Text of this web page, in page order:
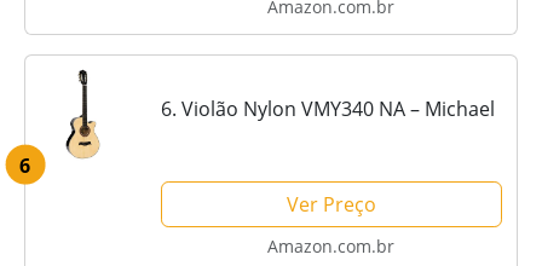
Amazon.com.br
6
6. Violão Nylon VMY340 NA – Michael
Ver Preço
Amazon.com.br